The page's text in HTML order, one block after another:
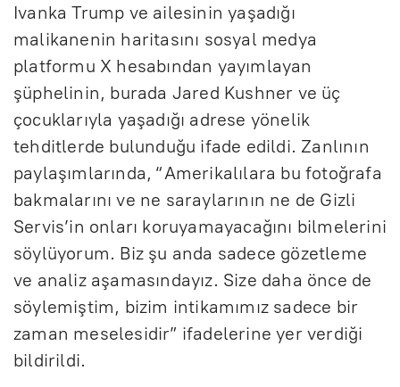
Ivanka Trump ve ailesinin yaşadığı
malikanenin haritasını sosyal medya
platformu X hesabından yayımlayan
şüphelinin, burada Jared Kushner ve üç
çocuklarıyla yaşadığı adrese yönelik
tehditlerde bulunduğu ifade edildi. Zanlının
paylaşımlarında, “Amerikalılara bu fotoğrafa
bakmalarını ve ne saraylarının ne de Gizli
Servis’in onları koruyamayacağını bilmelerini
söylüyorum. Biz şu anda sadece gözetleme
ve analiz aşamasındayız. Size daha önce de
söylemiştim, bizim intikamımız sadece bir
zaman meselesidir” ifadelerine yer verdiği
bildirildi.